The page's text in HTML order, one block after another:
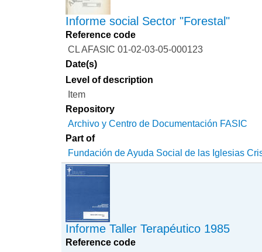
Informe social Sector "Forestal"
Reference code
CL AFASIC 01-02-03-05-000123
Date(s)
Level of description
Item
Repository
Archivo y Centro de Documentación FASIC
Part of
Fundación de Ayuda Social de las Iglesias
Informe Taller Terapéutico 1985
Reference code